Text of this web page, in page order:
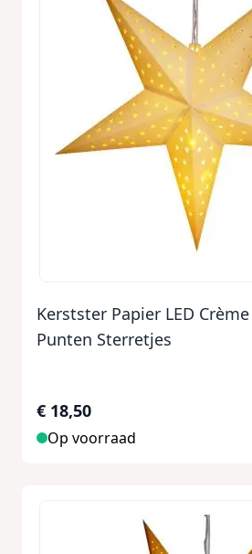
Kerstster Papier LED
Punten Sterretjes
€ 18,50
Op voorraad